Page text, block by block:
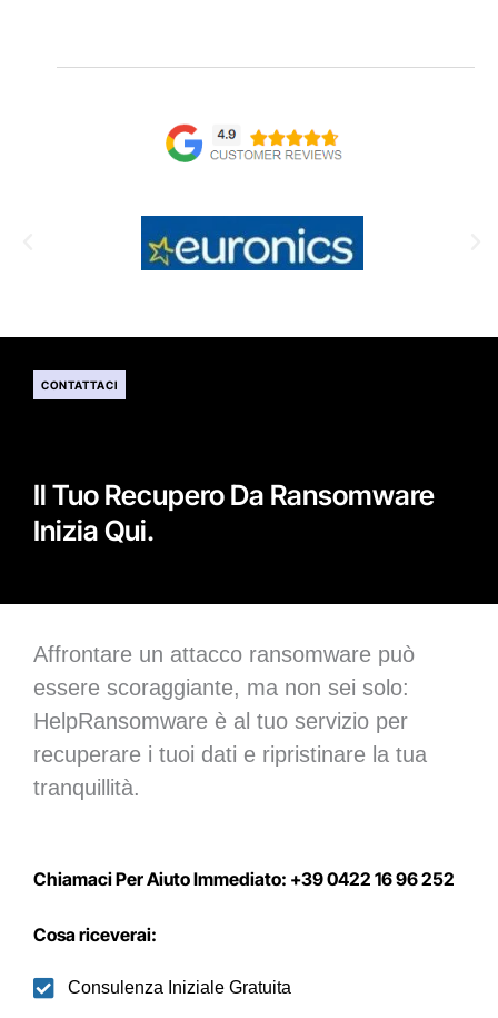
CONTATTACI
Il Tuo Recupero Da Ransomware
Inizia Qui.
Affrontare un attacco ransomware può
essere scoraggiante, ma non sei solo:
HelpRansomware è al tuo servizio per
recuperare i tuoi dati e ripristinare la tua
tranquillità.
Chiamaci Per Aiuto Immediato: +39 0422 16 96 252
Cosa riceverai:
Consulenza Iniziale Gratuita